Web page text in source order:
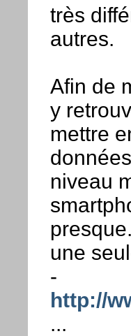
très
autres.
Afin de
y
mettre
niveau
une
-
http://
...